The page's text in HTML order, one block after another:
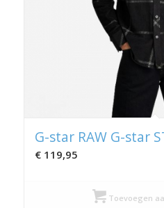
G-star RAW G-star
€119,95
Toevoegen